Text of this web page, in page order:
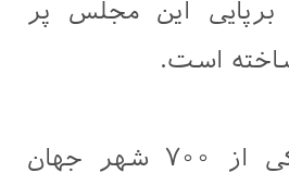
این مجلس پر
است.
کربلای معلی یکی از ۷۰۰ شهر جهان